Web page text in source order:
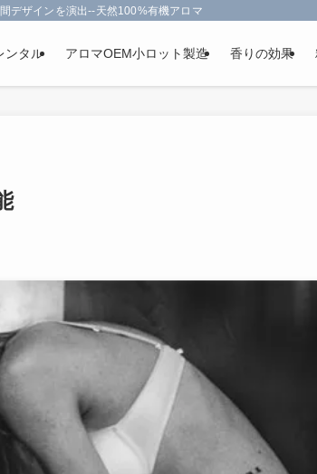
ザインを演出--天然100%有機アロマオイルを使用-フランス
ンタル アロマOEM小ロット製造 香りの効果